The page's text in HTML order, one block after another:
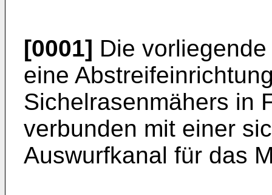
[0001] Die
eine
Sichelrasenmähers in
verbunden mit einer
Auswurfkanal für das